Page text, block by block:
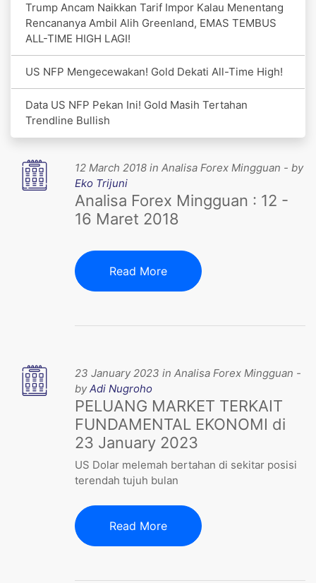
Trump Ancam Naikkan Tarif Impor Kalau Menentang
Rencananya Ambil Alih Greenland, EMAS TEMBUS
ALL-TIME HIGH LAGI!
US NFP Mengecewakan! Gold Dekati All-Time High!
Data US NFP Pekan Ini! Gold Masih Tertahan
Trendline Bullish
12 March 2018 in Analisa Forex Mingguan - by
Eko Trijuni
Analisa Forex Mingguan : 12 -
16 Maret 2018
Read More
23 January 2023 in Analisa Forex Mingguan -
byAdi Nugroho
PELUANG MARKET TERKAIT
FUNDAMENTAL EKONOMI di
23 January 2023
US Dolar melemah bertahan di sekitar posisi
terendah tujuh bulan
Read More